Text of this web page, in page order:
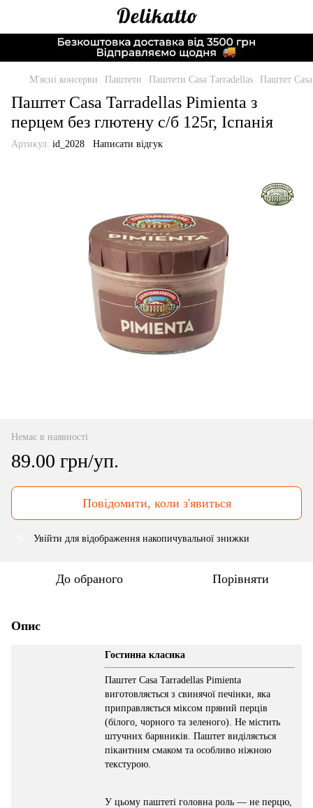
М'ясні консерви Паштети Паштети Casa Tarradellas Паштет
Паштет Casa Tarradellas Pimienta з
перцем без глютену с/б 125г, Іспанія
Артикул: id_2028 Написати відгук
Немає в наявності
89.00 грн/уп.
Повідомити, коли з'явиться
Увійти для відображення накопичувальної знижки
До обраного Порівняти
Опис
Гостинна класика
Паштет Casa Tarradellas Pimienta
виготовляється з свинячої печінки, яка
приправляється міксом пряний перців
(білого, чорного та зеленого). Не містить
штучних барвників. Паштет виділяється
пікантним смаком та особливо ніжною
текстурою.
У цьому паштеті головна роль — не перцю,